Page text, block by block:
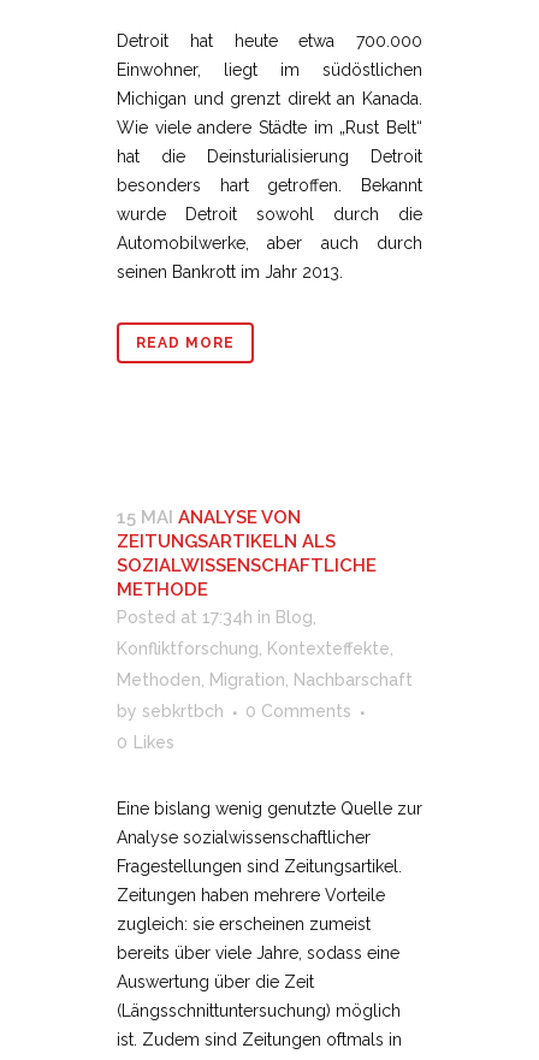
Detroit hat heute etwa 700.000
Einwohner, liegt im südöstlichen
Michigan und grenzt direkt an Kanada.
Wie viele andere Städte im „Rust Belt“
hat die Deinsturialisierung Detroit
besonders hart getroffen. Bekannt
wurde Detroit sowohl durch die
Automobilwerke, aber auch durch
seinen Bankrott im Jahr 2013.
READ MORE
15 MAI ANALYSE VON
ZEITUNGSARTIKELN ALS
SOZIALWISSENSCHAFTLICHE
METHODE
Posted at 17:34h in Blog
Konfliktforschung
Kontexteffekte
Methoden
Migration
Nachbarschaft
by sebkrtbch
0 Comments
0
Likes
Eine bislang wenig genutzte Quelle zur
Analyse sozialwissenschaftlicher
Fragestellungen sind Zeitungsartikel.
Zeitungen haben mehrere Vorteile
zugleich: sie erscheinen zumeist
bereits über viele Jahre, sodass eine
Auswertung über die Zeit
(Längsschnittuntersuchung) möglich
ist. Zudem sind Zeitungen oftmals in